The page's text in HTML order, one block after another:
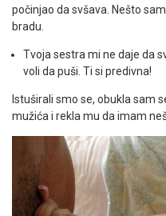
počinjao da svšava. Nešto
bradu.
Tvoja sestra mi ne daje da
voli da puši. Ti si predivna!
Istuširali smo se, obukla sam
mužića i rekla mu da imam